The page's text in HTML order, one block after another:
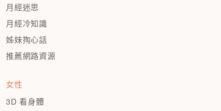
月經迷思
月經冷知識
姊妹掏心話
推薦網路資源
女性
3D 看身體